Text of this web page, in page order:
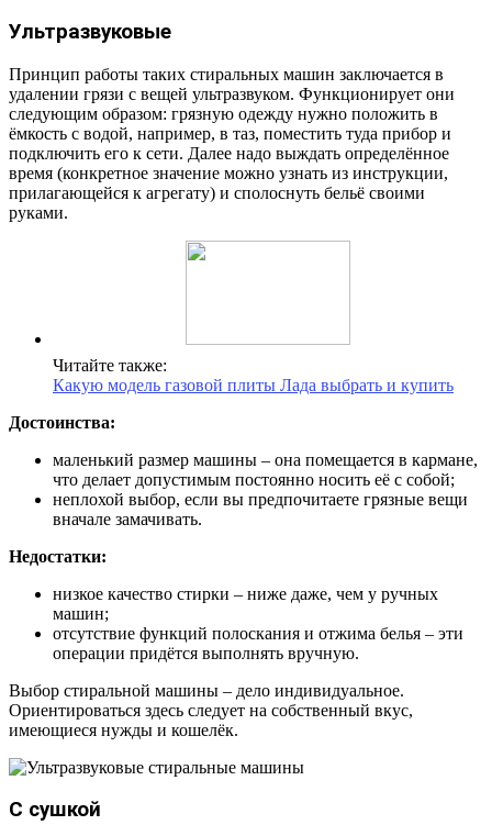
Ультразвуковые
Принцип работы таких стиральных машин заключается в
удалении грязи с вещей ультразвуком. Функционирует они
следующим образом: грязную одежду нужно положить в
ёмкость с водой, например, в таз, поместить туда прибор и
подключить его к сети. Далее надо выждать определённое
время (конкретное значение можно узнать из инструкции,
прилагающейся к агрегату) и сполоснуть бельё своими
руками.
Читайте также:
Какую модель газовой плиты Лада выбрать и купить
Достоинства:
маленький размер машины – она помещается в кармане,
что делает допустимым постоянно носить её с собой;
неплохой выбор, если вы предпочитаете грязные вещи
вначале замачивать.
Недостатки:
низкое качество стирки – ниже даже, чем у ручных
машин;
отсутствие функций полоскания и отжима белья – эти
операции придётся выполнять вручную.
Выбор стиральной машины – дело индивидуальное.
Ориентироваться здесь следует на собственный вкус,
имеющиеся нужды и кошелёк.
С сушкой